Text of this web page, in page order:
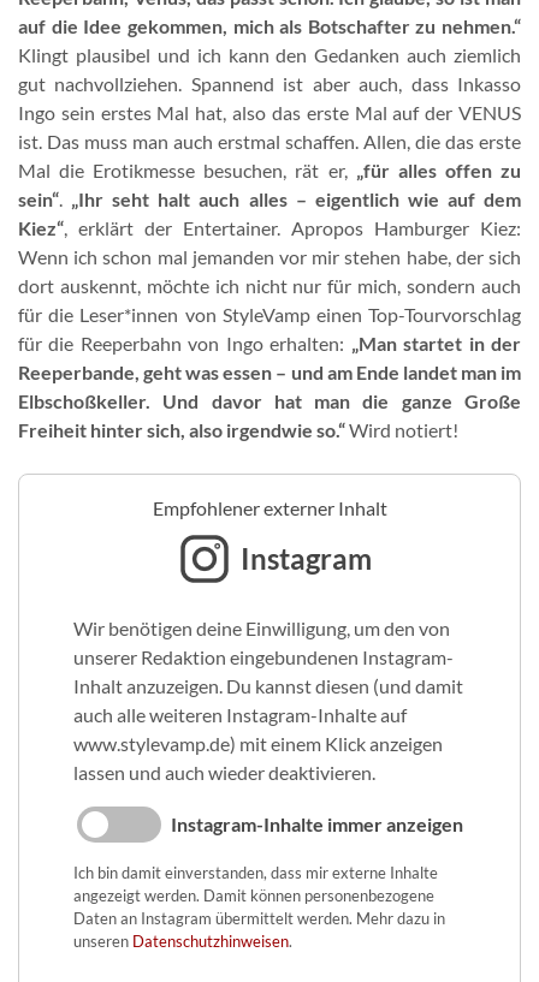
auf die Idee gekommen, mich als Botschafter zu nehmen.“
Klingt plausibel und ich kann den Gedanken auch ziemlich
gut nachvollziehen. Spannend ist aber auch, dass Inkasso
Ingo sein erstes Mal hat, also das erste Mal auf der VENUS
ist. Das muss man auch erstmal schaffen. Allen, die das erste
Mal die Erotikmesse besuchen, rät er,
„für alles offen zu
sein“
„Ihr seht halt auch alles – eigentlich wie auf dem
Kiez“ , erklärt der Entertainer. Apropos Hamburger Kiez:
Wenn ich schon mal jemanden vor mir stehen habe, der sich
dort auskennt, möchte ich nicht nur für mich, sondern auch
für die Leser*innen von StyleVamp einen Top-Tourvorschlag
für die Reeperbahn von Ingo erhalten:
„Man startet in der
Reeperbande, geht was essen – und am Ende landet man im
Elbschoßkeller. Und davor hat man die ganze Große
Freiheit hinter sich, also irgendwie so.“Wird notiert!
Empfohlener externer Inhalt
Instagram
Wir benötigen deine Einwilligung, um den von
unserer Redaktion eingebundenen Instagram-
Inhalt anzuzeigen. Du kannst diesen (und damit
auch alle weiteren Instagram-Inhalte auf
www.stylevamp.de) mit einem Klick anzeigen
lassen und auch wieder deaktivieren.
Instagram-Inhalte immer anzeigen
Ich bin damit einverstanden, dass mir externe Inhalte
angezeigt werden. Damit können personenbezogene
Daten an Instagram übermittelt werden. Mehr dazu in
unseren Datenschutzhinweisen.